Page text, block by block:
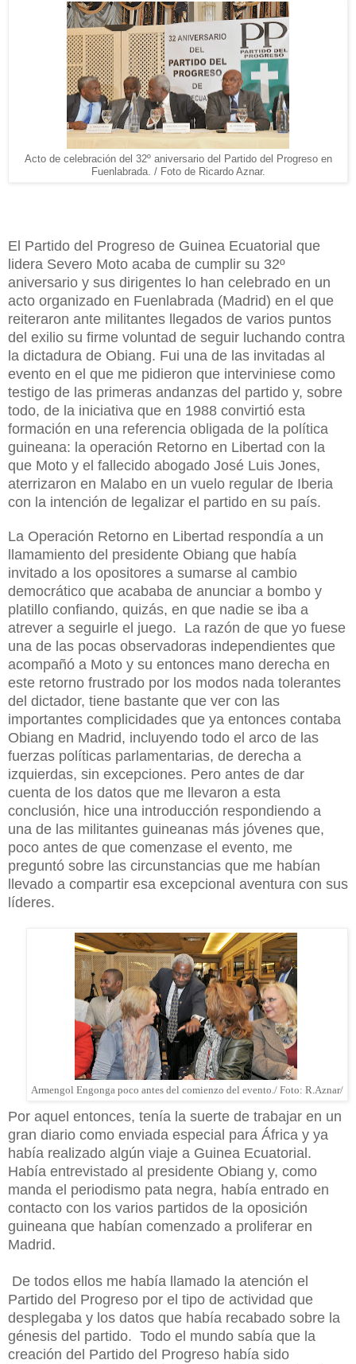
Acto de celebración del 32º aniversario del Partido del Progreso en
Fuenlabrada. / Foto de Ricardo Aznar.
El Partido del Progreso de Guinea Ecuatorial que
lidera Severo Moto acaba de cumplir su 32º
aniversario y sus dirigentes lo han celebrado en un
acto organizado en Fuenlabrada (Madrid) en el que
reiteraron ante militantes llegados de varios puntos
del exilio su firme voluntad de seguir luchando contra
la dictadura de Obiang. Fui una de las invitadas al
evento en el que me pidieron que interviniese como
testigo de las primeras andanzas del partido y, sobre
todo, de la iniciativa que en 1988 convirtió esta
formación en una referencia obligada de la política
guineana: la operación Retorno en Libertad con la
que Moto y el fallecido abogado José Luis Jones,
aterrizaron en Malabo en un vuelo regular de Iberia
con la intención de legalizar el partido en su país.
La Operación Retorno en Libertad respondía a un
llamamiento del presidente Obiang que había
invitado a los opositores a sumarse al cambio
democrático que acababa de anunciar a bombo y
platillo confiando, quizás, en que nadie se iba a
atrever a seguirle el juego. La razón de que yo fuese
una de las pocas observadoras independientes que
acompañó a Moto y su entonces mano derecha en
este retorno frustrado por los modos nada tolerantes
del dictador, tiene bastante que ver con las
importantes complicidades que ya entonces contaba
Obiang en Madrid, incluyendo todo el arco de las
fuerzas políticas parlamentarias, de derecha a
izquierdas, sin excepciones. Pero antes de dar
cuenta de los datos que me llevaron a esta
conclusión, hice una introducción respondiendo a
una de las militantes guineanas más jóvenes que,
poco antes de que comenzase el evento, me
preguntó sobre las circunstancias que me habían
llevado a compartir esa excepcional aventura con sus
líderes.
Armengol Engonga poco antes del comienzo del evento./ Foto: R.Aznar/
Por aquel entonces, tenía la suerte de trabajar en un
gran diario como enviada especial para África y ya
había realizado algún viaje a Guinea Ecuatorial.
Había entrevistado al presidente Obiang y, como
manda el periodismo pata negra, había entrado en
contacto con los varios partidos de la oposición
guineana que habían comenzado a proliferar en
Madrid.
De todos ellos me había llamado la atención el
Partido del Progreso por el tipo de actividad que
desplegaba y los datos que había recabado sobre la
génesis del partido. Todo el mundo sabía que la
creación del Partido del Progreso había sido